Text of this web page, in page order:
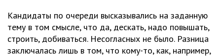
Кандидаты по очереди высказывались на заданную
тему в том смысле, что да, дескать, надо повышать,
строить, добиваться. Несогласных не было. Разница
заключалась лишь в том, что кому-то, как, например,